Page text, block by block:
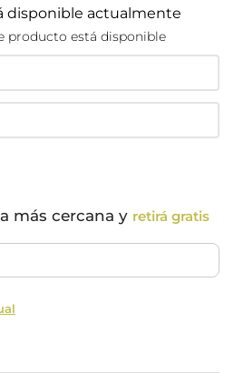
disponible actualmente
producto está disponible
más cercana y retirá gratis